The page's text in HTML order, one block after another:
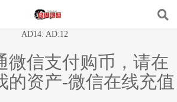
AD14: AD:12
微信支付购币，请在
的资产-微信在线充值